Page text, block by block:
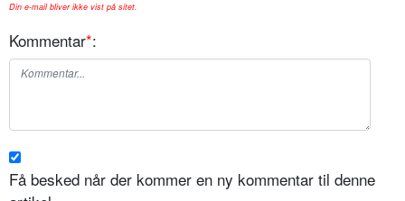
Din e-mail bliver ikke vist på sitet.
Kommentar*:
Få besked når der kommer en ny kommentar til denne